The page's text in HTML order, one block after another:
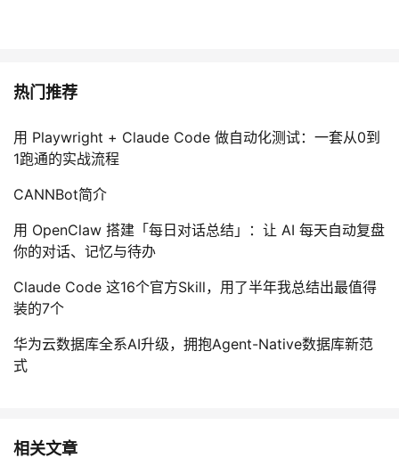
热门推荐
用 Playwright + Claude Code 做自动化测试：一套从0到
1跑通的实战流程
CANNBot简介
用 OpenClaw 搭建「每日对话总结」：让 AI 每天自动复盘
你的对话、记忆与待办
Claude Code 这16个官方Skill，用了半年我总结出最值得
装的7个
华为云数据库全系AI升级，拥抱Agent-Native数据库新范
式
相关文章